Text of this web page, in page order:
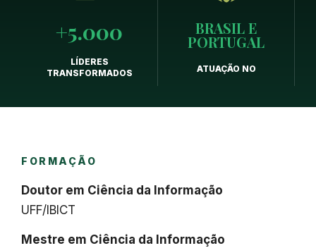
+5.000
LÍDERES
TRANSFORMADOS
BRASIL E
PORTUGAL
ATUAÇÃO NO
FORMAÇÃO
Doutor em Ciência da Informação
UFF/IBICT
Mestre em Ciência da Informação